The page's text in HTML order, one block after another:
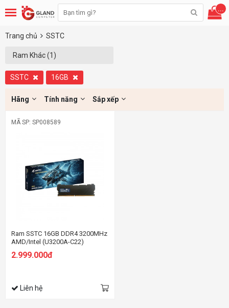
...
Trang chủ SSTC
Ram Khác (1)
SSTC 16GB
Hãng Tính năng Sắp xếp
MÃ SP: SP008589
Ram SSTC 16GB DDR4 3200MHz
AMD/Intel (U3200A-C22)
2.999.000đ
Liên hệ